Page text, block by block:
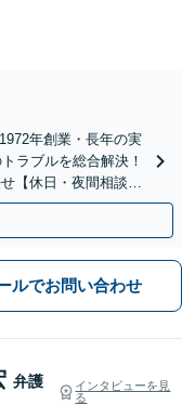
年創業・長年の実
ラブルを総合解決！
【休日・夜間相談可
ルでお問い合わせ
弁護
インタビューを見
る